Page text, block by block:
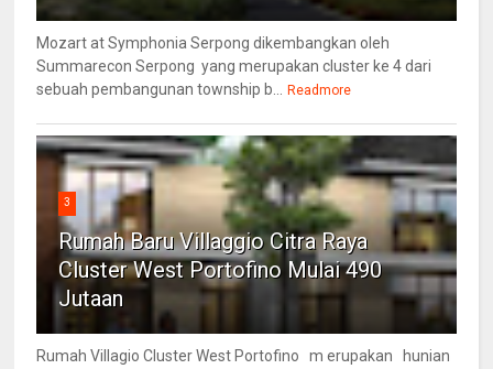
Mozart at Symphonia Serpong dikembangkan oleh
Summarecon Serpong yang merupakan cluster ke 4 dari
sebuah pembangunan township b... Readmore
3
Rumah Baru Villaggio Citra Raya
Cluster West Portofino Mulai 490
Jutaan
Rumah Villagio Cluster West Portofino m erupakan hunian